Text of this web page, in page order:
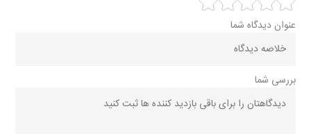
عنوان دیدگاه شما
بررسی شما